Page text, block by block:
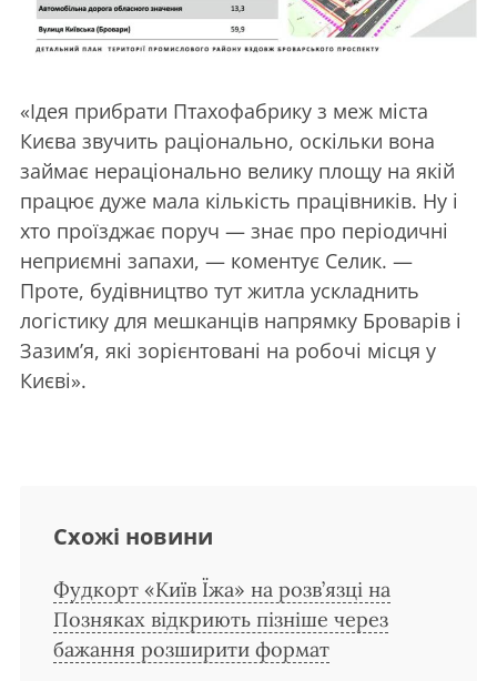
«Ідея прибрати Птахофабрику з меж міста
Києва звучить раціонально, оскільки вона
займає нераціонально велику площу на якій
працює дуже мала кількість працівників. Ну і
хто проїзджає поруч — знає про періодичні
неприємні запахи, — коментує Селик. —
Проте, будівництво тут житла ускладнить
логістику для мешканців напрямку Броварів і
Зазим’я, які зорієнтовані на робочі місця у
Києві».
Схожі новини
Фудкорт «Київ Їжа» на розв’язці на
Позняках відкриють пізніше через
бажання розширити формат